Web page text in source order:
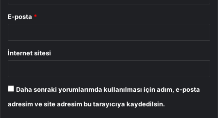
E-posta *
İnternet sitesi
Daha sonraki yorumlarımda kullanılması için adım, e-posta
adresim ve site adresim bu tarayıcıya kaydedilsin.